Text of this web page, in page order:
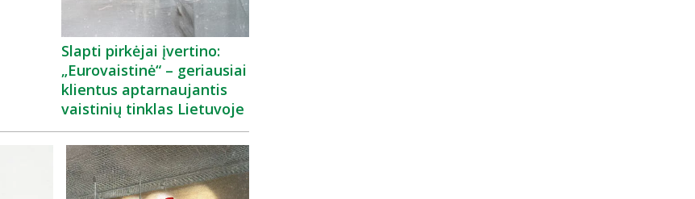
Slapti pirkėjai įvertino:
„Eurovaistinė“ – geriausiai
klientus aptarnaujantis
vaistinių tinklas Lietuvoje